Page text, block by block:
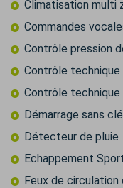
Climatisation multi
Commandes
Contrôle pression
Contrôle technique
Contrôle technique
Démarrage sans clé
Détecteur de pluie
Echappement
Feux de circulation